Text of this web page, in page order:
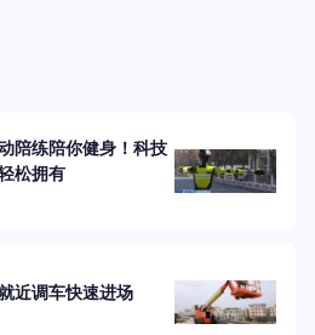
陪练陪你健身！科技
松拥有
近调车快速进场